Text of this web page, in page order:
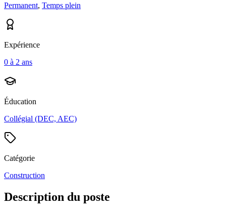
Permanent, Temps plein
Expérience
0 à 2 ans
Éducation
Collégial (DEC, AEC)
Catégorie
Construction
Description du poste